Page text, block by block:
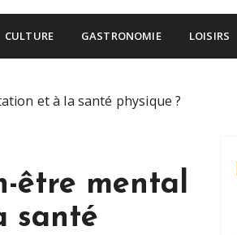
CULTURE GASTRONOMIE LOISIRS
et à la santé physique ?
être mental
santé